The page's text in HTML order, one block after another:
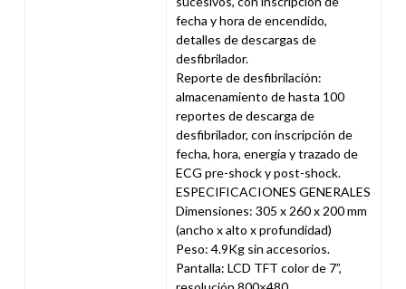
fecha y hora de encendido,
detalles de descargas de
desfibrilador.
Reporte de desfibrilación:
almacenamiento de hasta 100
reportes de descarga de
desfibrilador, con inscripción de
fecha, hora, energía y trazado de
ECG pre-shock y post-shock.
ESPECIFICACIONES GENERALES
Dimensiones: 305 x 260 x 200 mm
(ancho x alto x profundidad)
Peso: 4.9Kg sin accesorios.
Pantalla: LCD TFT color de 7”,